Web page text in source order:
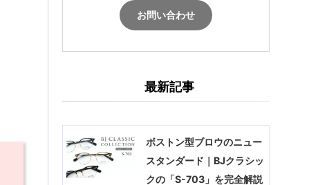
お問い合わせ
最新記事
ボストン型ブロウのニュー
スタンダード｜BJクラシッ
クの「S-703」を完全解説